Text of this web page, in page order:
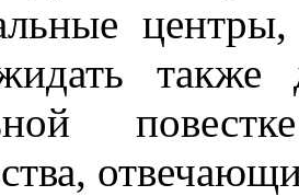
также